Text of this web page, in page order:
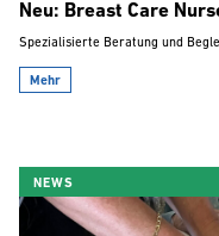
Neu: Breast Care
Spezialisierte Beratung und
Mehr
NEWS